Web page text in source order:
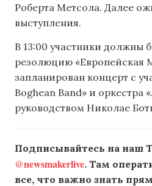
Роберта Метсола. Далее
выступления.
В 13:00 участники должны
резолюцию «Европейская
запланирован концерт с
Boghean Band» и оркестра
руководством Николае
Подписывайтесь на наш
@newsmakerlive. Там
все, что важно знать